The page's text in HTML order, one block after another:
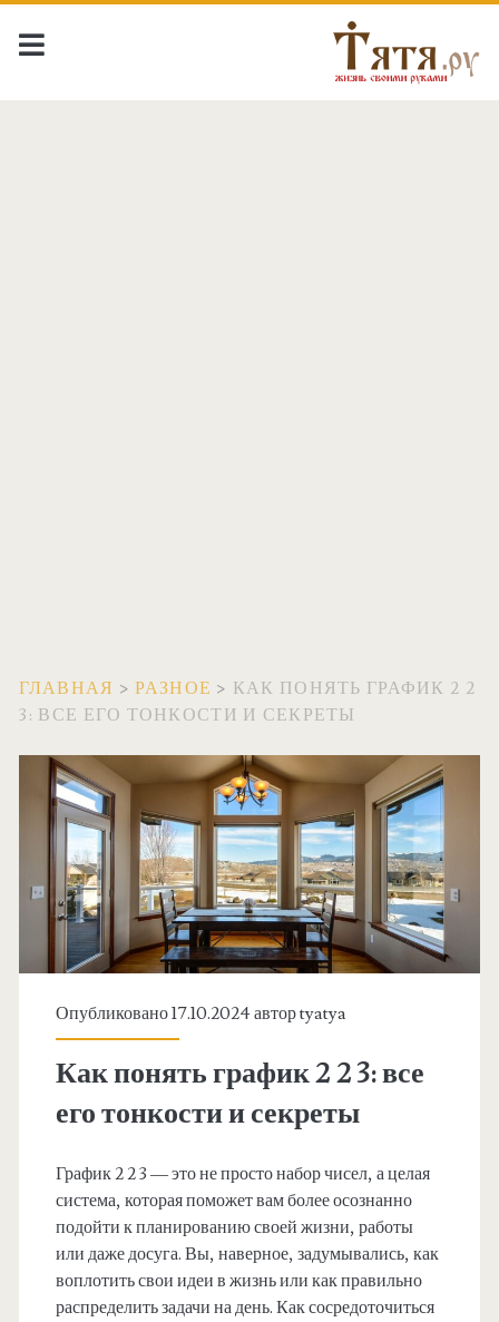
ГЛАВНАЯ >РАЗНОЕ > КАК ПОНЯТЬ ГРАФИК 2 2
3: ВСЕ ЕГО ТОНКОСТИ И СЕКРЕТЫ
Опубликовано 17.10.2024 авторtyatya
Как понять график 2 2 3: все
его тонкости и секреты
График 2 2 3 — это не просто набор чисел, а целая
система, которая поможет вам более осознанно
подойти к планированию своей жизни, работы
или даже досуга. Вы, наверное, задумывались, как
воплотить свои идеи в жизнь или как правильно
распределить задачи на день. Как сосредоточиться